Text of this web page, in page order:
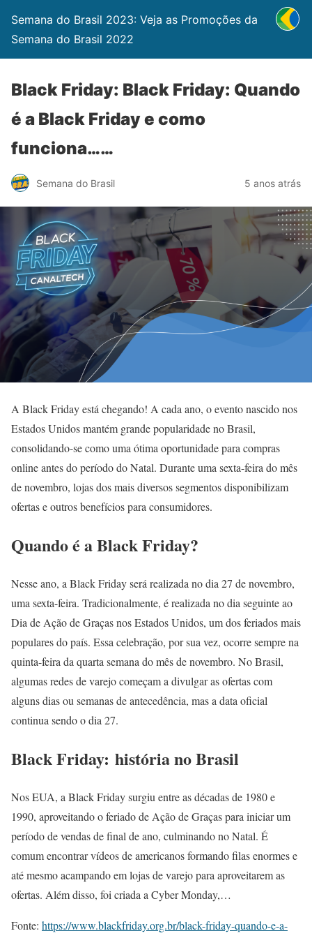
Semana do Brasil 2023: Veja as Promoções da
Semana do Brasil 2022
Black Friday: Black Friday: Quando
é a Black Friday e como
funciona……
Semana do Brasil 5 anos atrás
A Black Friday está chegando! A cada ano, o evento nascido nos
Estados Unidos mantém grande popularidade no Brasil,
consolidando-se como uma ótima oportunidade para compras
online antes do período do Natal. Durante uma sexta-feira do mês
de novembro, lojas dos mais diversos segmentos disponibilizam
ofertas e outros benefícios para consumidores.
Quando é a Black Friday?
Nesse ano, a Black Friday será realizada no dia 27 de novembro,
uma sexta-feira. Tradicionalmente, é realizada no dia seguinte ao
Dia de Ação de Graças nos Estados Unidos, um dos feriados mais
populares do país. Essa celebração, por sua vez, ocorre sempre na
quinta-feira da quarta semana do mês de novembro. No Brasil,
algumas redes de varejo começam a divulgar as ofertas com
alguns dias ou semanas de antecedência, mas a data oficial
continua sendo o dia 27.
Black Friday: história no Brasil
Nos EUA, a Black Friday surgiu entre as décadas de 1980 e
1990, aproveitando o feriado de Ação de Graças para iniciar um
período de vendas de final de ano, culminando no Natal. É
comum encontrar vídeos de americanos formando filas enormes e
até mesmo acampando em lojas de varejo para aproveitarem as
ofertas. Além disso, foi criada a Cyber Monday,…
Fonte: https://www.blackfriday.org.br/black-friday-quando-e-a-